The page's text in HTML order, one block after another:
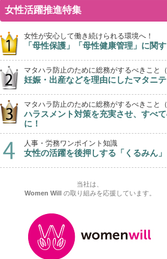
女性活躍推進特集
女性が安心して働き続けられる環境へ！
「母性保護」「母性健康管理」に関
マタハラ防止のために総務がするべきこと（
妊娠・出産などを理由にしたマタニ
マタハラ防止のために総務がするべきこと（
ハラスメント対策を充実させ、すべ
に！
人事・労務ワンポイント知識
女性の活躍を後押しする「くるみん」
当社は、
Women Willの取り組みを応援しています。